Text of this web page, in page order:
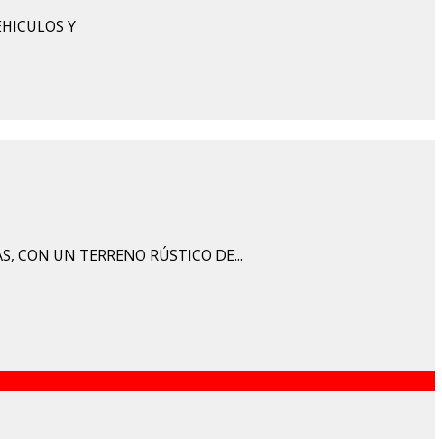
Y
CON UN TERRENO RÚSTICO DE...